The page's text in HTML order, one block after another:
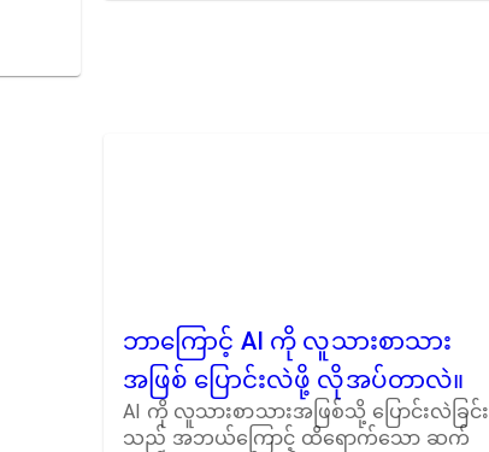
ဘာကြောင့် AI ကို လူသားစာသား
အဖြစ် ပြောင်းလဲဖို့ လိုအပ်တာလဲ။
AI ကို လူသားစာသားအဖြစ်သို့ ပြောင်းလဲခြင်း
သည် အဘယ်ကြောင့် ထိရောက်သော ဆက်